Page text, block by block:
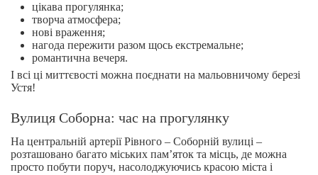
цікава прогулянка;
творча атмосфера;
нові враження;
нагода пережити разом щось екстремальне;
романтична вечеря.
І всі ці миттєвості можна поєднати на мальовничому березі
Устя!
Вулиця Соборна: час на прогулянку
На центральній артерії Рівного – Соборній вулиці –
розташовано багато міських пам’яток та місць, де можна
просто побути поруч, насолоджуючись красою міста і